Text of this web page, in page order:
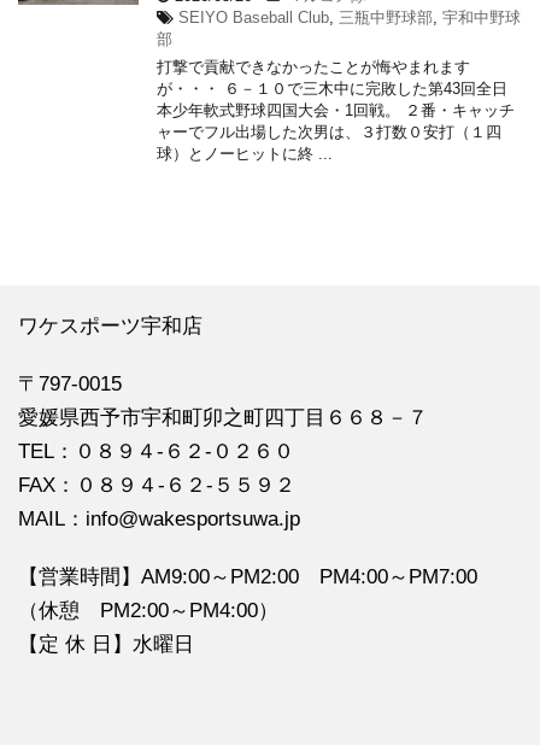
SEIYO Baseball Club, 三瓶中野球部, 宇和中野球
部
打撃で貢献できなかったことが悔やまれます
が・・・ ６－１０で三木中に完敗した第43回全日
本少年軟式野球四国大会・1回戦。 ２番・キャッチ
ャーでフル出場した次男は、３打数０安打（１四
球）とノーヒットに終 ...
ワケスポーツ宇和店
〒797-0015
愛媛県西予市宇和町卯之町四丁目６６８－７
TEL：０８９４‐６２‐０２６０
FAX：０８９４‐６２‐５５９２
MAIL：info@wakesportsuwa.jp
【営業時間】AM9:00～PM2:00 PM4:00～PM7:00
（休憩 PM2:00～PM4:00）
【定 休 日】水曜日